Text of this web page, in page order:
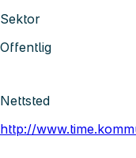
Sektor
Offentlig
Nettsted
http://